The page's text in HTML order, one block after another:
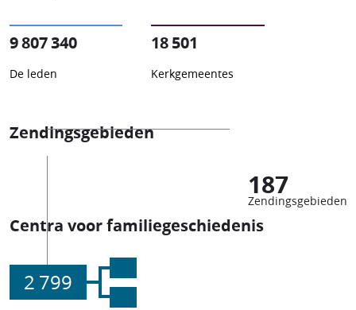
9 807 340
De leden
18 501
Kerkgemeentes
Zendingsgebieden
187
Zendingsgebieden
Centra voor familiegeschiedenis
2 799